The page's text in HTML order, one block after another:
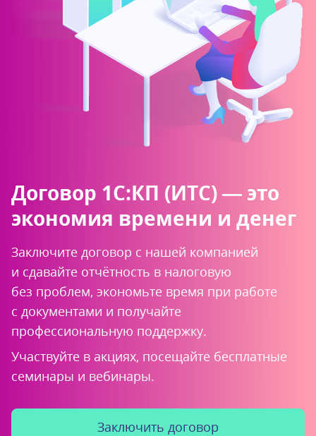
Договор 1С:КП (ИТС) — это
экономия времени и денег
Заключите договор с нашей компанией
и сдавайте отчётность в налоговую
без проблем, экономьте время при работе
с документами и получайте
профессиональную поддержку.
Участвуйте в акциях, посещайте бесплатные
семинары и вебинары.
Заключить договор